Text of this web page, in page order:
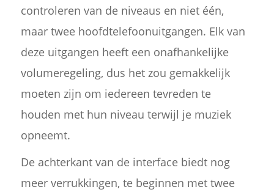
controleren van de niveaus en niet één,
maar twee hoofdtelefoonuitgangen. Elk van
deze uitgangen heeft een onafhankelijke
volumeregeling, dus het zou gemakkelijk
moeten zijn om iedereen tevreden te
houden met hun niveau terwijl je muziek
opneemt.
De achterkant van de interface biedt nog
meer verrukkingen, te beginnen met twee